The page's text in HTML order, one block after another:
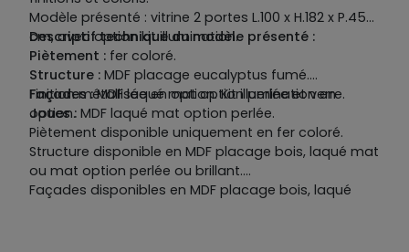
Modèle présenté : vitrine 2 portes L.100 x H.182 x P.45
cm, avec option kit illumination.
Descriptif technique du modèle présenté :
Piètement : fer coloré.
Structure : MDF placage eucalyptus fumé.
Façades :MDF laqué mat option perlée et verre.
Joues : MDF laqué mat option perlée.
Finition métallisée en option. Kit illumination en
option.
Piètement disponible uniquement en fer coloré.
Structure disponible en MDF placage bois, laqué mat
ou mat option perlée ou brillant.
Façades disponibles en MDF placage bois, laqué